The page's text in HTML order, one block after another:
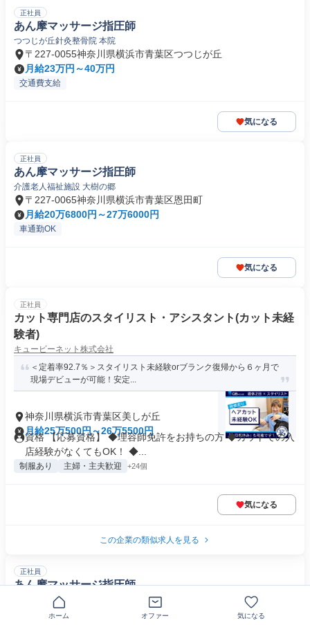
正社員
あん摩マッサージ指圧師
つつじが丘針灸整骨院 本院
〒227-0055神奈川県横浜市青葉区つつじが丘
月給23万円～40万円
交通費支給
気になる
正社員
あん摩マッサージ指圧師
介護老人福祉施設 大樹の郷
〒227-0065神奈川県横浜市青葉区恩田町
月給20万6800円～27万6000円
車通勤OK
気になる
正社員
カット専門店のスタイリスト・アシスタント(カット未経
験者)
キュービーネット株式会社
＜定着率92.7％＞スタイリスト未経験orブランク復帰から６ヶ月で
現場デビューが可能！安定...
神奈川県横浜市青葉区美しが丘
月給25万500円～26万5500円
資格 【応募資格】 ◆理容師免許をお持ちの方 ◆カットでの入
店経験がなくてもOK！ ◆...
制服あり 主婦・主夫歓迎 +24個
気になる
この企業の類似求人を見る
正社員
あん摩マッサージ指圧師
ハートスマイルマッサージ 横浜青葉
〒225-0002神奈川県横浜市青葉区美しが丘
ホーム オファー 気になる